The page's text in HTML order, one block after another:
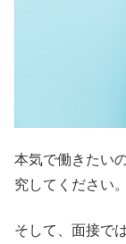
本気で働きたい
究してください。
そして、面接で